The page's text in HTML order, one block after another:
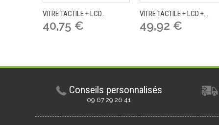
VITRE TACTILE + LCD...
40,75 €
VITRE TACTILE + LCD +...
49,92 €
Conseils personnalisés
09 67 29 26 41